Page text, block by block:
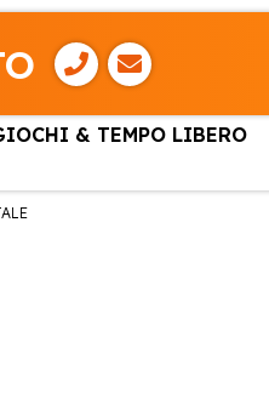
& TEMPO LIBERO